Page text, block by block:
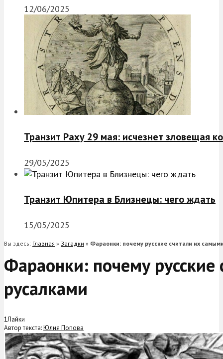
12/06/2025
Транзит Раху 29 мая: исчезнет зловещая
29/05/2025
Транзит Юпитера в Близнецы: чего ждать
15/05/2025
Вы здесь: Главная » Загадки » Фараонки: почему русские считали их
Фараонки: почему
русалками
1Лайки
Автор текста:Юлия Попова